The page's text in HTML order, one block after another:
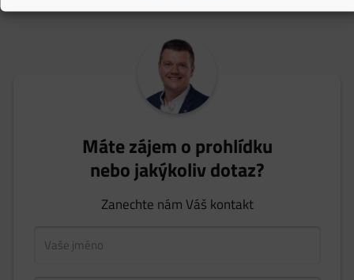
Máte zájem o prohlídku
nebo jakýkoliv dotaz?
Zanechte nám Váš kontakt